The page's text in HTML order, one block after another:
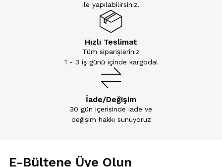
ile yapılabilirsiniz.
Hızlı Teslimat
Tüm siparişleriniz
1 - 3 iş günü içinde kargoda!
İade/Değişim
30 gün içerisinde iade ve
değişim hakkı sunuyoruz
E-Bültene Üye Olun